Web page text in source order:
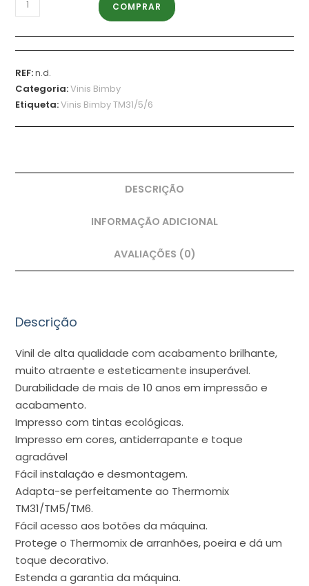
COMPRAR
REF:n.d.
Categoria:Vinis Bimby
Etiqueta:Vinis Bimby TM31/5/6
DESCRIÇÃO
INFORMAÇÃO ADICIONAL
AVALIAÇÕES (0)
Descrição
Vinil de alta qualidade com acabamento brilhante,
muito atraente e esteticamente insuperável.
Durabilidade de mais de 10 anos em impressão e
acabamento.
Impresso com tintas ecológicas.
Impresso em cores, antiderrapante e toque
agradável
Fácil instalação e desmontagem.
Adapta-se perfeitamente ao Thermomix
TM31/TM5/TM6.
Fácil acesso aos botões da máquina.
Protege o Thermomix de arranhões, poeira e dá um
toque decorativo.
Estenda a garantia da máquina.